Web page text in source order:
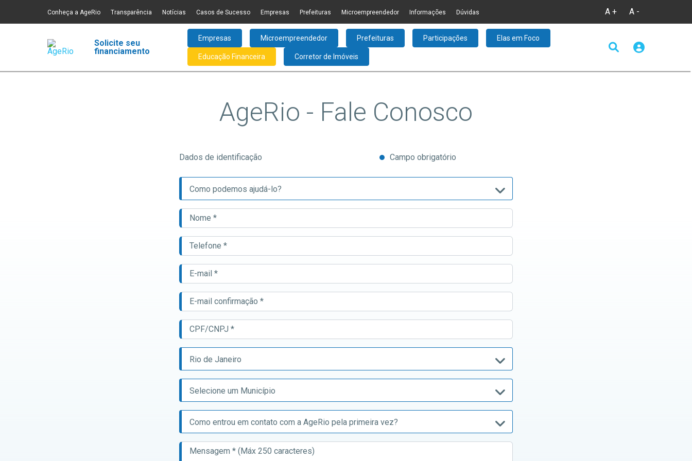
Conheça a AgeRio Transparência Notícias Casos de Sucesso Empresas Prefeituras Microempreendedor Informações Dúvidas A + A -
Solicite seu
financiamento
Empresas Microempreendedor Prefeituras Participações Elas em Foco
Educação Financeira Corretor de Imóveis
AgeRio - Fale Conosco
Dados de identificação Campo obrigatório
Como podemos ajudá-lo?
Valor do financiamento solicitado *
Nome *
Telefone *
E-mail *
E-mail confirmação *
CPF/CNPJ *
Rio de Janeiro
Selecione um Município
Como entrou em contato com a AgeRio pela primeira vez?
Mensagem * (Máx 250 caracteres)